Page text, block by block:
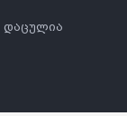
დაცულია